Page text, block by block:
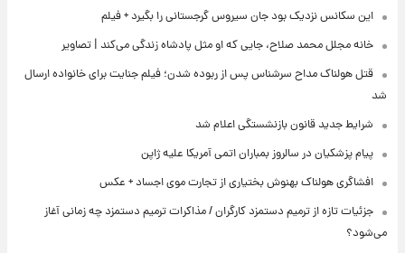
این سکانس نزدیک بود جان سیروس گرجستانی را بگیرد + فیلم
خانه مجلل محمد صلاح، جایی که او مثل پادشاه زندگی می‌کند | تصاویر
قتل هولناک مداح سرشناس پس از ربوده شدن؛ فیلم جنایت برای خانواده ارسال
شد
شرایط جدید قانون بازنشستگی اعلام شد
پیام پزشکیان در سالروز بمباران اتمی آمریکا علیه ژاپن
افشاگری هولناک بهنوش بختیاری از تجارت موی اجساد + عکس
جزئیات تازه از ترمیم دستمزد کارگران / مذاکرات ترمیم دستمزد چه زمانی آغاز
می‌شود؟